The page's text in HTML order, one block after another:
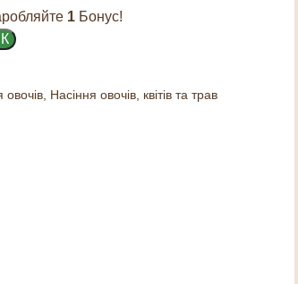
1Бонус!
овочів, Насіння овочів, квітів та трав